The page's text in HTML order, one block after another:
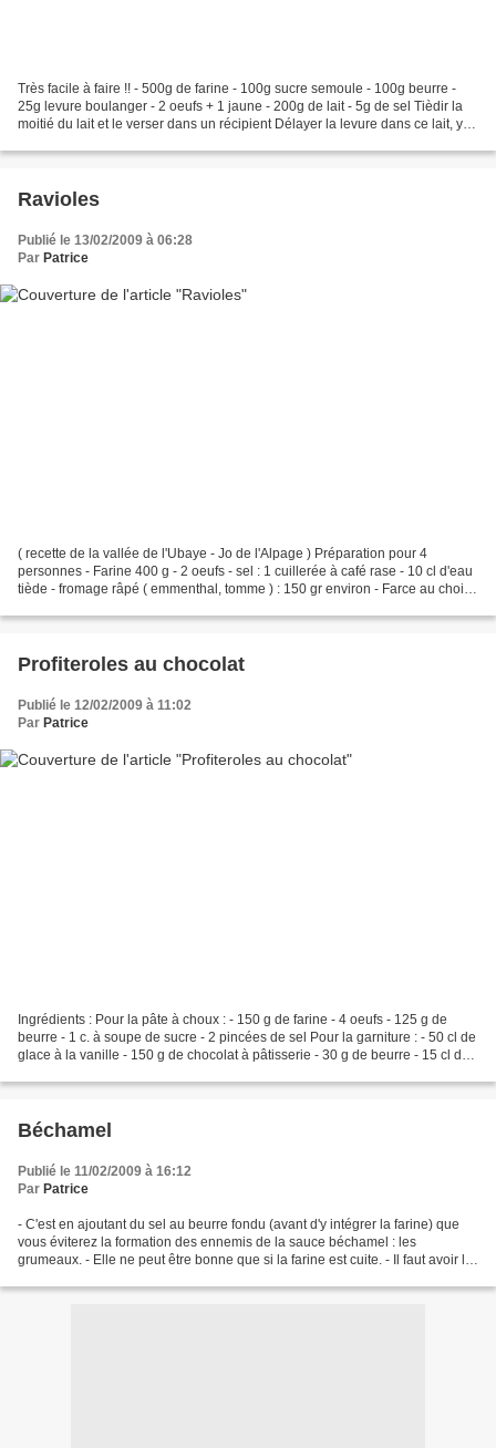
Très facile à faire !! - 500g de farine - 100g sucre semoule - 100g beurre -
25g levure boulanger - 2 oeufs + 1 jaune - 200g de lait - 5g de sel Tièdir la
moitié du lait et le verser dans un récipient Délayer la levure dans ce lait, y
Ravioles
Publié le 13/02/2009 à 06:28
Par Patrice
( recette de la vallée de l'Ubaye - Jo de l'Alpage ) Préparation pour 4
personnes - Farine 400 g - 2 oeufs - sel : 1 cuillerée à café rase - 10 cl d'eau
tiède - fromage râpé ( emmenthal, tomme ) : 150 gr environ - Farce au choix (
Profiteroles au chocolat
Publié le 12/02/2009 à 11:02
Par Patrice
Ingrédients : Pour la pâte à choux : - 150 g de farine - 4 oeufs - 125 g de
beurre - 1 c. à soupe de sucre - 2 pincées de sel Pour la garniture : - 50 cl de
glace à la vanille - 150 g de chocolat à pâtisserie - 30 g de beurre - 15 cl de
Béchamel
Publié le 11/02/2009 à 16:12
Par Patrice
- C'est en ajoutant du sel au beurre fondu (avant d'y intégrer la farine) que
vous éviterez la formation des ennemis de la sauce béchamel : les
grumeaux. - Elle ne peut être bonne que si la farine est cuite. - Il faut avoir la